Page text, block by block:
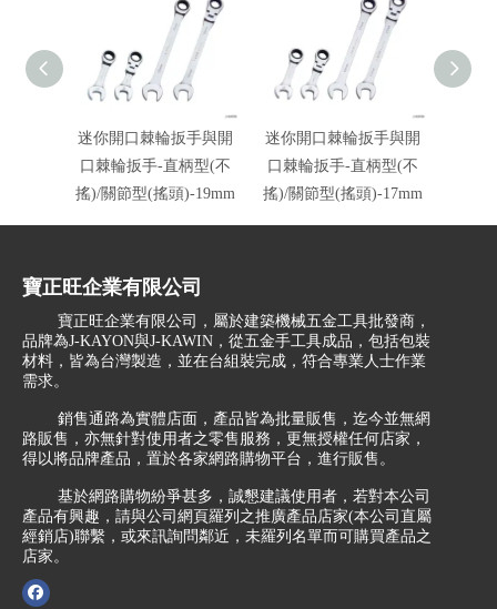
迷你開口棘輪扳手與開
口棘輪扳手-直柄型(不
搖)/關節型(搖頭)-19mm
迷你開口棘輪扳手與開
口棘輪扳手-直柄型(不
搖)/關節型(搖頭)-17mm
寶正旺企業有限公司
寶正旺企業有限公司，屬於建築機械五金工具批發商，
品牌為J-KAYON與J-KAWIN，從五金手工具成品，包括包裝
材料，皆為台灣製造，並在台組裝完成，符合專業人士作業
需求。
銷售通路為實體店面，產品皆為批量販售，迄今並無網
路販售，亦無針對使用者之零售服務，更無授權任何店家，
得以將品牌產品，置於各家網路購物平台，進行販售。
基於網路購物紛爭甚多，誠懇建議使用者，若對本公司
產品有興趣，請與公司網頁羅列之推廣產品店家(本公司直屬
經銷店)聯繫，或來訊詢問鄰近，未羅列名單而可購買產品之
店家。